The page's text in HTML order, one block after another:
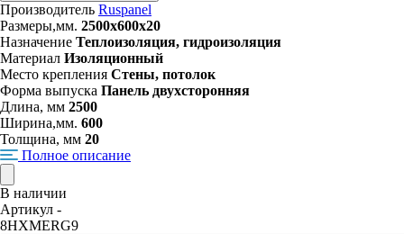
Производитель Ruspanel
Размеры,мм. 2500х600х20
Назначение Теплоизоляция, гидроизоляция
Материал Изоляционный
Место крепления Стены, потолок
Форма выпуска Панель двухсторонняя
Длина, мм 2500
Ширина,мм. 600
Толщина, мм 20
Полное описание
В наличии
Артикул -
8HXMERG9